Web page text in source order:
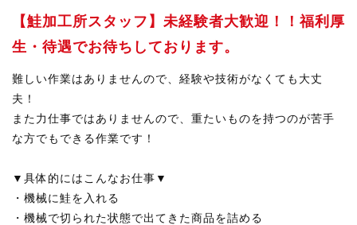
【鮭加工所スタッフ】未経験者大歓迎！！福利厚
生・待遇でお待ちしております。
難しい作業はありませんので、経験や技術がなくても大丈
夫！
また力仕事ではありませんので、重たいものを持つのが苦手
な方でもできる作業です！
▼具体的にはこんなお仕事▼
・機械に鮭を入れる
・機械で切られた状態で出てきた商品を詰める